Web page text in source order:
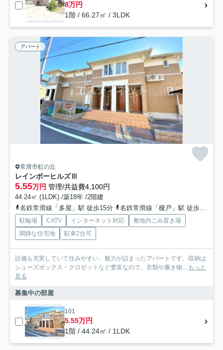
8万円
1階 / 66.27㎡ / 3LDK
アパート
常滑市虹の丘
レインボーヒルズⅢ
5.55万円 管理/共益費4,100円
44.24㎡ (1LDK) /築18年 /2階建
名鉄常滑線「多屋」駅 徒歩15分
名鉄常滑線「榎戸」駅 徒歩17分
駐輪場 CATV インターネット対応
敷地内ごみ置き場
閑静な住宅地
駐車2台可
設備も充実していて住みやすい、魅力が詰まったアパートです。収納は
シューズボックス・クロゼットなど豊富なので、衣類や履き物... もっと
見る
募集中の部屋
101
5.55万円
1階 / 44.24㎡ / 1LDK